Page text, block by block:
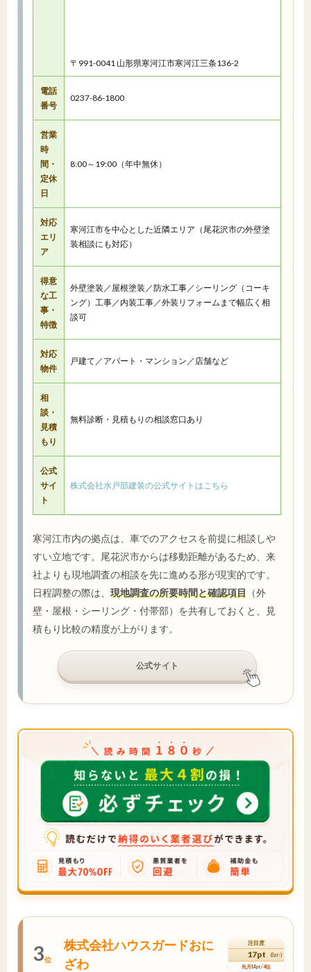
〒991-0041 山形県寒河江市寒河江三条136-2
電話
番号
0237-86-1800
営業
時
間・
定休
日
8:00～19:00（年中無休）
対応
エリ
ア
寒河江市を中心とした近隣エリア（尾花沢市の外壁塗
装相談にも対応）
得意
な工
事・
特徴
外壁塗装／屋根塗装／防水工事／シーリング（コーキ
ング）工事／内装工事／外装リフォームまで幅広く相
談可
対応
物件
戸建て／アパート・マンション／店舗など
相
談・
見積
もり
無料診断・見積もりの相談窓口あり
公式
サイ
ト
株式会社水戸部建装の公式サイトはこちら
寒河江市内の拠点は、車でのアクセスを前提に相談しや
すい立地です。尾花沢市からは移動距離があるため、来
社よりも現地調査の相談を先に進める形が現実的です。
日程調整の際は、 現地調査の所要時間と確認項目 （外
壁・屋根・シーリング・付帯部）を共有しておくと、見
積もり比較の精度が上がります。
公式サイト
3位
株式会社ハウスガードおに
ざわ
注目度
17pt (3pt↑)
先月14pt / 4位